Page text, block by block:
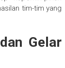
tim-tim yang
Gelar